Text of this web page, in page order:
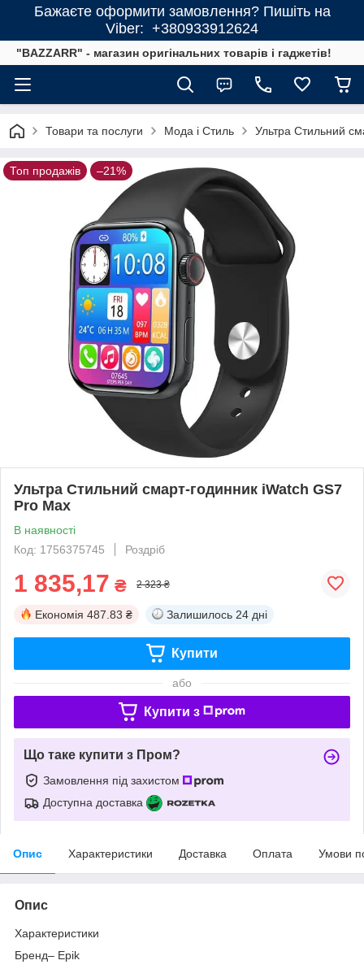
Бажаєте оформити замовлення? Пишіть на
Viber: +380933912624
"BAZZARR" - магазин оригінальних товарів і гаджетів!
Товари та послуги Мода і Стиль Ультра Стильний
Топ продажів –21%
Ультра Стильний смарт-годинник iWatch GS7
Pro Max
В наявності
Код: 1756375745
Роздріб
1 835,17 ₴ 2 323 ₴
Економія 487.83 ₴ Залишилось 24 дні
Купити
або
Купити з
Що таке купити з Пром?
Замовлення під захистом
Доступна доставка
Опис Характеристики Доставка Оплата Умови
Опис
Характеристики
Бренд– Epik